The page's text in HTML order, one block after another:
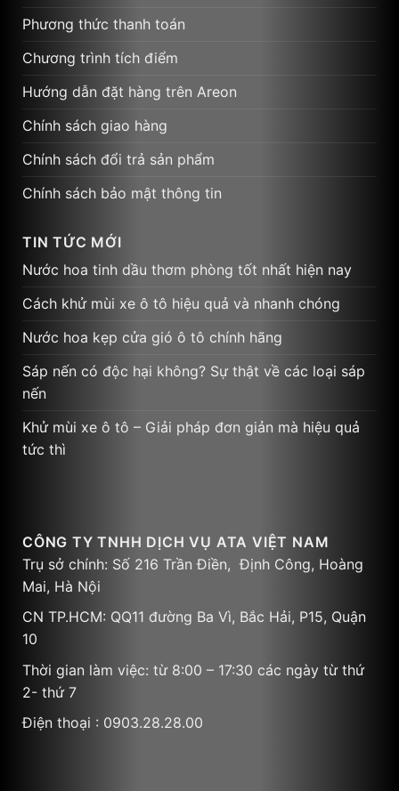
Phương thức thanh toán
Chương trình tích điểm
Hướng dẫn đặt hàng trên Areon
Chính sách giao hàng
Chính sách đổi trả sản phẩm
Chính sách bảo mật thông tin
TIN TỨC MỚI
Nước hoa tinh dầu thơm phòng tốt nhất hiện nay
Cách khử mùi xe ô tô hiệu quả và nhanh chóng
Nước hoa kẹp cửa gió ô tô chính hãng
Sáp nến có độc hại không? Sự thật về các loại sáp
nến
Khử mùi xe ô tô – Giải pháp đơn giản mà hiệu quả
tức thì
CÔNG TY TNHH DỊCH VỤ ATA VIỆT NAM
Trụ sở chính: Số 216 Trần Điền, Định Công, Hoàng
Mai, Hà Nội
CN TP.HCM: QQ11 đường Ba Vì, Bắc Hải, P15, Quận
10
Thời gian làm việc: từ 8:00 – 17:30 các ngày từ thứ
2- thứ 7
Điện thoại : 0903.28.28.00